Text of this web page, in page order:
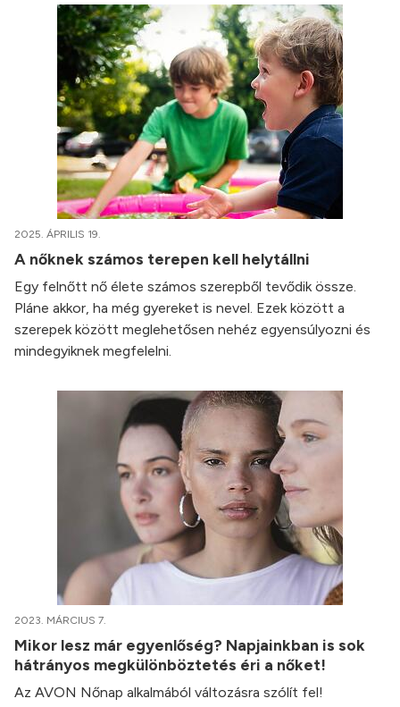
2025. ÁPRILIS 19.
A nőknek számos terepen kell helytállni
Egy felnőtt nő élete számos szerepből tevődik össze.
Pláne akkor, ha még gyereket is nevel. Ezek között a
szerepek között meglehetősen nehéz egyensúlyozni és
mindegyiknek megfelelni.
2023. MÁRCIUS 7.
Mikor lesz már egyenlőség? Napjainkban is sok
hátrányos megkülönböztetés éri a nőket!
Az AVON Nőnap alkalmából változásra szólít fel!